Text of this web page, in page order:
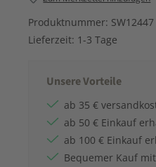
Produktnummer: SW12447
Lieferzeit: 1-3 Tage
Unsere Vorteile
ab 35 €
ab 50 € Einkauf
ab 100 € Einkauf
Bequemer Kauf